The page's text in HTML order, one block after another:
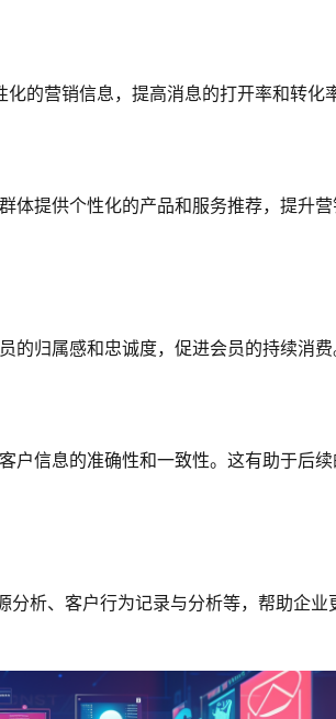
更新等功能，确保内容的及时性和有效
提供个性化的产品和服务推荐，提升营
的归属感和忠诚度，促进会员的持续消费